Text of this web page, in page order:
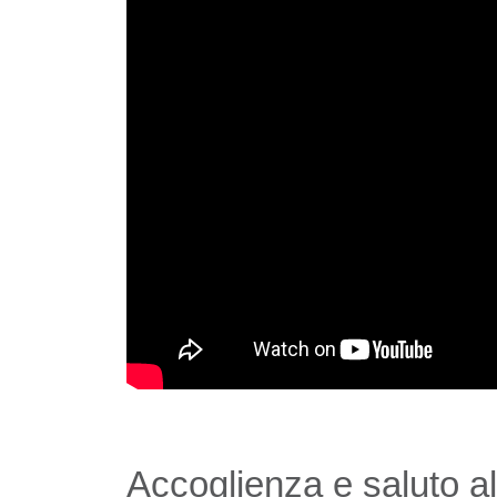
Accoglienza e saluto